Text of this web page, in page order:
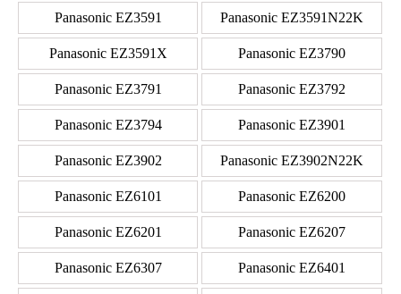
Panasonic EZ3591 Panasonic EZ3591N22K
Panasonic EZ3591X Panasonic EZ3790
Panasonic EZ3791 Panasonic EZ3792
Panasonic EZ3794 Panasonic EZ3901
Panasonic EZ3902 Panasonic EZ3902N22K
Panasonic EZ6101 Panasonic EZ6200
Panasonic EZ6201 Panasonic EZ6207
Panasonic EZ6307 Panasonic EZ6401